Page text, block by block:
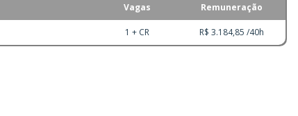
Vagas Remuneração
1 + CR R$ 3.184,85 /40h